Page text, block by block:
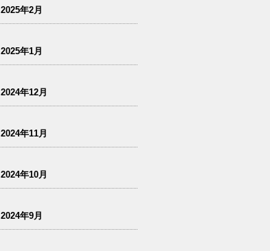
2025年2月
2025年1月
2024年12月
2024年11月
2024年10月
2024年9月